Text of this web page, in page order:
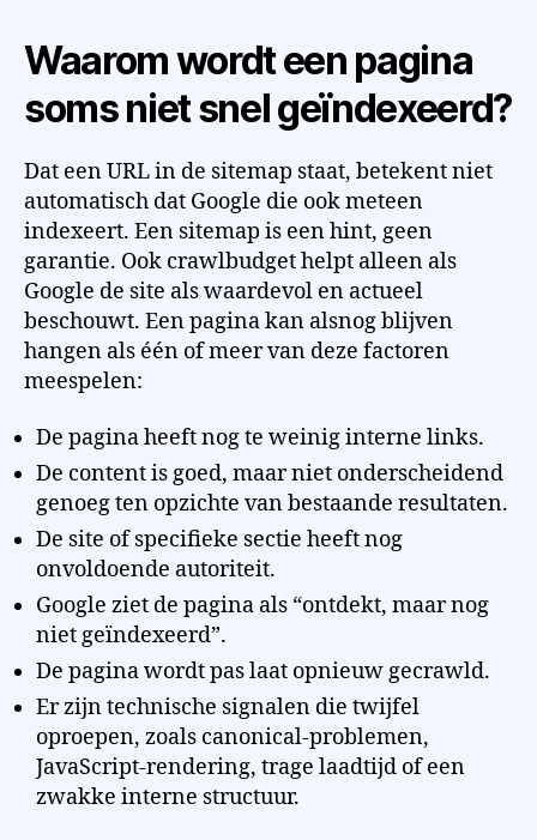
Waarom wordt een pagina
soms niet snel geïndexeerd?
Dat een URL in de sitemap staat, betekent niet
automatisch dat Google die ook meteen
indexeert. Een sitemap is een hint, geen
garantie. Ook crawlbudget helpt alleen als
Google de site als waardevol en actueel
beschouwt. Een pagina kan alsnog blijven
hangen als één of meer van deze factoren
meespelen:
De pagina heeft nog te weinig interne links.
De content is goed, maar niet onderscheidend
genoeg ten opzichte van bestaande resultaten.
De site of specifieke sectie heeft nog
onvoldoende autoriteit.
Google ziet de pagina als “ontdekt, maar nog
niet geïndexeerd”.
De pagina wordt pas laat opnieuw gecrawld.
Er zijn technische signalen die twijfel
oproepen, zoals canonical-problemen,
JavaScript-rendering, trage laadtijd of een
zwakke interne structuur.